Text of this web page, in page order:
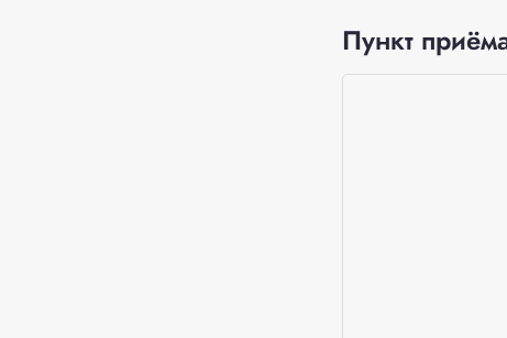
Пункт